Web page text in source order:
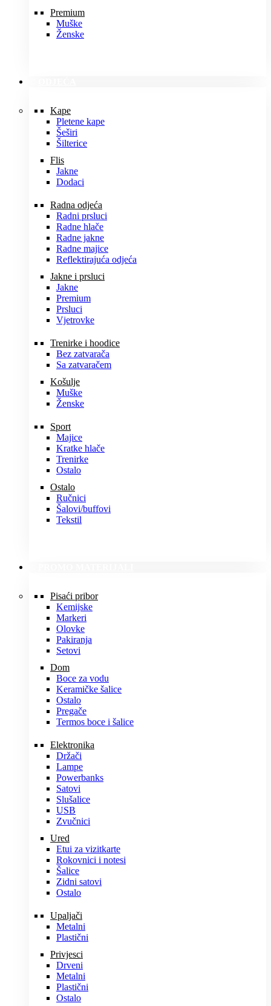
Premium
Muške
Ženske
Kape
Pletene kape
Šeširi
Šilterice
Flis
Jakne
Dodaci
Radna odjeća
Radni prsluci
Radne hlače
Radne jakne
Radne majice
Reflektirajuća odjeća
Jakne i prsluci
Jakne
Premium
Prsluci
Vjetrovke
Trenirke i hoodice
Bez zatvarača
Sa zatvaračem
Košulje
Muške
Ženske
Sport
Majice
Kratke hlače
Trenirke
Ostalo
Ostalo
Ručnici
Šalovi/buffovi
Tekstil
Pisaći pribor
Kemijske
Markeri
Olovke
Pakiranja
Setovi
Dom
Boce za vodu
Keramičke šalice
Ostalo
Pregače
Termos boce i šalice
Elektronika
Držači
Lampe
Powerbanks
Satovi
Slušalice
USB
Zvučnici
Ured
Etui za vizitkarte
Rokovnici i notesi
Šalice
Zidni satovi
Ostalo
Upaljači
Metalni
Plastični
Privjesci
Drveni
Metalni
Plastični
Ostalo